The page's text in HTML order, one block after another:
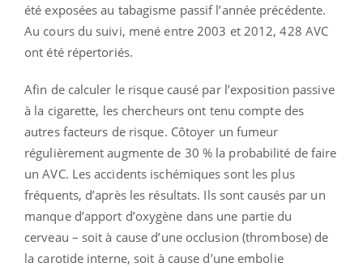
été exposées au tabagisme passif l’année précédente.
Au cours du suivi, mené entre 2003 et 2012, 428 AVC
ont été répertoriés.
Afin de calculer le risque causé par l’exposition passive
à la cigarette, les chercheurs ont tenu compte des
autres facteurs de risque. Côtoyer un fumeur
régulièrement augmente de 30 % la probabilité de faire
un AVC. Les accidents ischémiques sont les plus
fréquents, d’après les résultats. Ils sont causés par un
manque d’apport d’oxygène dans une partie du
cerveau – soit à cause d’une occlusion (thrombose) de
la carotide interne, soit à cause d’une embolie